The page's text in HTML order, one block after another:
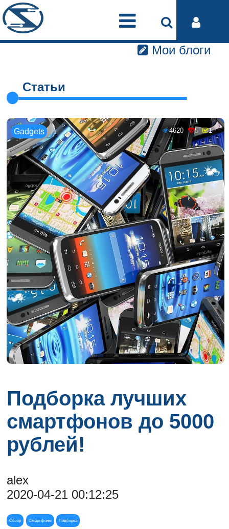
Мои блоги
Статьи
Gadgets 4620 5 1
Подборка лучших
смартфонов до 5000
рублей!
alex
2020-04-21 00:12:25
Обзор Смартфоны Подборка